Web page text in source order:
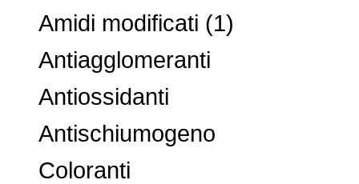
Amidi modificati (1)
Antiagglomeranti
Antiossidanti
Antischiumogeno
Coloranti